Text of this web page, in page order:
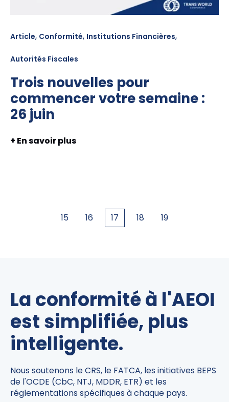
Article, Conformité, Institutions Financières,
Autorités Fiscales
Trois nouvelles pour
commencer votre semaine :
26 juin
+ En savoir plus
Premier
Précédent
15 16 17 18 19
La conformité à l'AEOI
est simplifiée, plus
intelligente.
Nous soutenons le CRS, le FATCA, les initiatives BEPS
de l'OCDE (CbC, NTJ, MDDR, ETR) et les
réglementations spécifiques à chaque pays.